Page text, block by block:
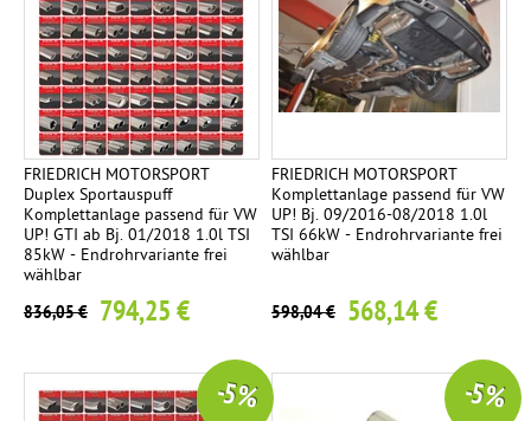
FRIEDRICH MOTORSPORT
Duplex Sportauspuff
Komplettanlage passend für VW
UP! GTI ab Bj. 01/2018 1.0l TSI
85kW - Endrohrvariante frei
wählbar
836,05 € 794,25 €
FRIEDRICH MOTORSPORT
Komplettanlage passend für VW
UP! Bj. 09/2016-08/2018 1.0l
TSI 66kW - Endrohrvariante frei
wählbar
598,04 € 568,14 €
-5 % -5 %